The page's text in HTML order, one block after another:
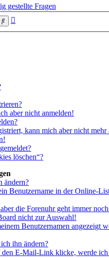
gestellte Fragen
Suche
aber nicht anmelden!
kann mich aber nicht mehr
löschen“?
ändern?
Benutzername in der Online-
die Forenuhr geht immer
nicht zur Auswahl!
Benutzernamen angezeigt
ihn ändern?
E-Mail-Link klicke, werde